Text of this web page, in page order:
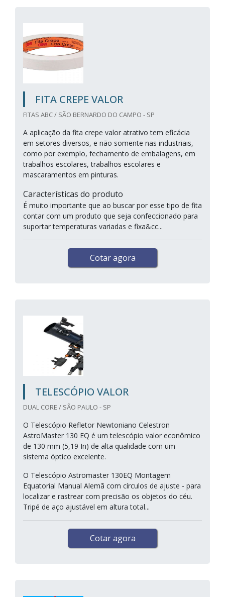
FITA CREPE VALOR
FITAS ABC / SÃO BERNARDO DO CAMPO - SP
A aplicação da fita crepe valor atrativo tem eficácia
em setores diversos, e não somente nas industriais,
como por exemplo, fechamento de embalagens, em
trabalhos escolares, trabalhos escolares e
mascaramentos em pinturas.
Características do produto
É muito importante que ao buscar por esse tipo de fita
contar com um produto que seja confeccionado para
suportar temperaturas variadas e fixa&cc...
Cotar agora
TELESCÓPIO VALOR
DUAL CORE / SÃO PAULO - SP
O Telescópio Refletor Newtoniano Celestron
AstroMaster 130 EQ é um telescópio valor econômico
de 130 mm (5,19 In) de alta qualidade com um
sistema óptico excelente.
O Telescópio Astromaster 130EQ Montagem
Equatorial Manual Alemã com círculos de ajuste - para
localizar e rastrear com precisão os objetos do céu.
Tripé de aço ajustável em altura total...
Cotar agora